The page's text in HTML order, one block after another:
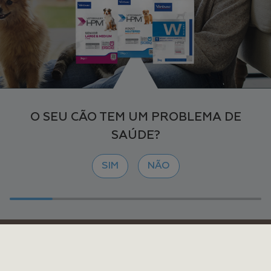
O SEU CÃO TEM UM PROBLEMA DE
SAÚDE?
SIM NÃO